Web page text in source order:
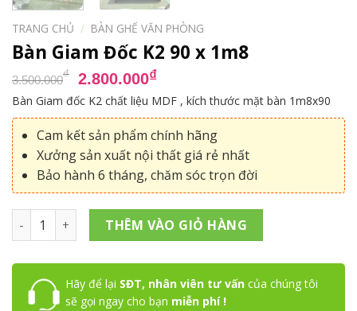
TRANG CHỦ / BÀN GHẾ VĂN PHÒNG
Bàn Giam Đốc K2 90 x 1m8
3.500.000₫ Giá
gốc
là:
3.500.000₫.
2.800.000₫Giá
hiện
tại
là:
2.800.000₫.
Bàn Giam đốc K2 chất liệu MDF , kích thước mặt bàn 1m8x90
Cam kết sản phẩm chính hãng
Xưởng sản xuất nội thất giá rẻ nhất
Bảo hành 6 tháng, chăm sóc trọn đời
Bàn Giam Đốc K2 90 x 1m8 số lượng
THÊM VÀO GIỎ HÀNG
Hãy để lại SĐT, nhân viên tư vấncủa chúng tôi
sẽ gọi ngay cho bạn miễn phí !